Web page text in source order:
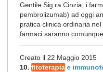
Gentile Sig.ra Cinzia, i
pembrolizumab) ad oggi
pratica clinica ordinaria
farmaci saranno comunque
Creato il 22 Maggio 2015
10. fitoterapia e